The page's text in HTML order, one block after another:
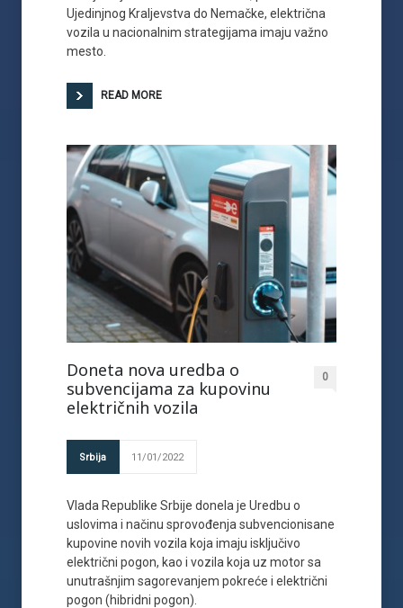
Ujedinjnog Kraljevstva do Nemačke, električna
vozila u nacionalnim strategijama imaju važno
mesto.
READ MORE
Doneta nova uredba o
subvencijama za kupovinu
električnih vozila
0
Srbija 11/01/2022
Vlada Republike Srbije donela je Uredbu o
uslovima i načinu sprovođenja subvencionisane
kupovine novih vozila koja imaju isključivo
električni pogon, kao i vozila koja uz motor sa
unutrašnjim sagorevanjem pokreće i električni
pogon (hibridni pogon).